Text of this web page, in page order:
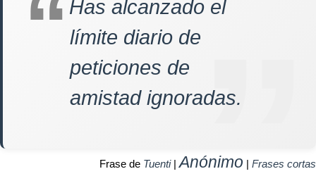
Has alcanzado el
límite diario de
peticiones de
amistad ignoradas.
Frase de Tuenti|Anónimo | Frases cortas